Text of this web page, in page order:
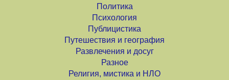
Политика
Психология
Публицистика
Путешествия и география
Развлечения и досуг
Разное
Религия, мистика и НЛО